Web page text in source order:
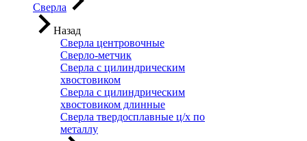
Сверла
Назад
Сверла центровочные
Сверло-метчик
Сверла с цилиндрическим
хвостовиком
Сверла с цилиндрическим
хвостовиком длинные
Сверла твердосплавные ц/х по
металлу